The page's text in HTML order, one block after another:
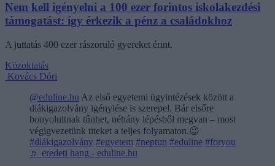
Nem kell igényelni a 100 ezer forintos iskolakezdési
támogatást: így érkezik a pénz a családokhoz
A juttatás 400 ezer rászoruló gyereket érint.
Közoktatás
Kovács Dóri
@eduline.hu Az első egyetemi ügyintézések között a
diákigazolvány igénylése is szerepel. Bár elsőre
bonyolultnak tűnhet, néhány lépésből megvan – most
végigvezetünk titeket a teljes folyamaton.😉
#diákigazolvány #egyetem #neptun #eduline #foryou
♬ eredeti hang - eduline.hu